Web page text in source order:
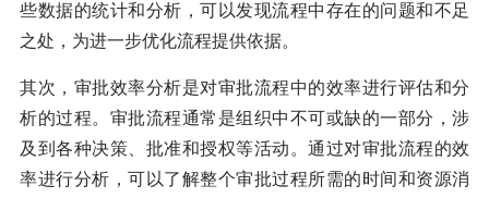
些数据的统计和分析，可以发现流程中存在的问题和不足
之处，为进一步优化流程提供依据。
其次，审批效率分析是对审批流程中的效率进行评估和分
析的过程。审批流程通常是组织中不可或缺的一部分，涉
及到各种决策、批准和授权等活动。通过对审批流程的效
率进行分析，可以了解整个审批过程所需的时间和资源消